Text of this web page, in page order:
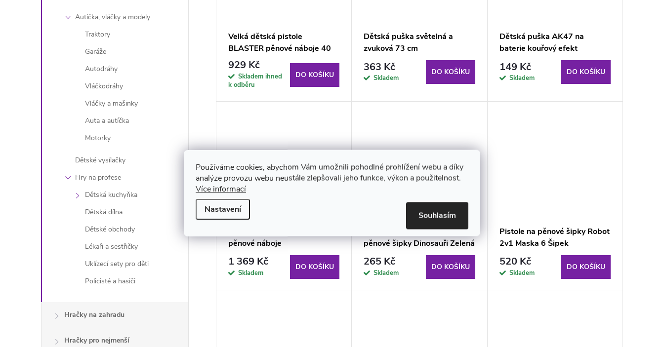
Používáme cookies, abychom Vám umožnili pohodlné prohlížení webu a díky
analýze provozu webu neustále zlepšovali jeho funkce, výkon a použitelnost.
Více informací
Nastavení
Souhlasím
Autíčka, vláčky a modely
Traktory
Garáže
Autodráhy
Vláčkodráhy
Vláčky a mašinky
Auta a autíčka
Motorky
Dětské vysílačky
Hry na profese
Dětská kuchyňka
Dětská dílna
Dětské obchody
Lékaři a sestřičky
Uklízecí sety pro děti
Policisté a hasiči
Hračky na zahradu
Hračky pro nejmenší
Velká dětská pistole
BLASTER pěnové náboje 40
ks
929 Kč
Skladem ihned
k odběru
DO KOŠÍKU
Dětská puška světelná a
zvuková 73 cm
363 Kč
Skladem
DO KOŠÍKU
Dětská puška AK47 na
baterie kouřový efekt
149 Kč
Skladem
DO KOŠÍKU
pěnové náboje
1 369 Kč
Skladem
DO KOŠÍKU
Dětská pistole Sada s terčem
pěnové šipky Dinosauři Zelená
265 Kč
Skladem
DO KOŠÍKU
Pistole na pěnové šipky Robot
2v1 Maska 6 Šipek
520 Kč
Skladem
DO KOŠÍKU